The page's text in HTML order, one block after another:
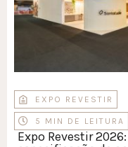
EXPO REVESTIR
5 MIN DE LEITURA
Expo Revestir